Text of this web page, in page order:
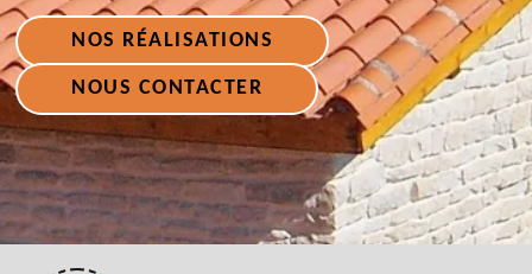
NOS RÉALISATIONS
NOUS CONTACTER